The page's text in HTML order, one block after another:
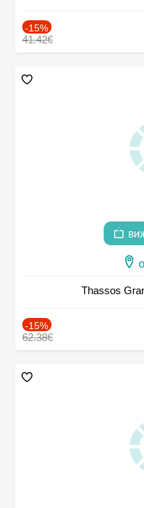
-15%
41.42€
Thassos
-15%
62.38€